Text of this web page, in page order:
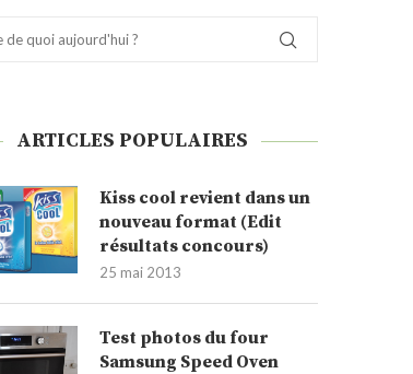
ARTICLES POPULAIRES
Kiss cool revient dans un
nouveau format (Edit
résultats concours)
25 mai 2013
Test photos du four
Samsung Speed Oven